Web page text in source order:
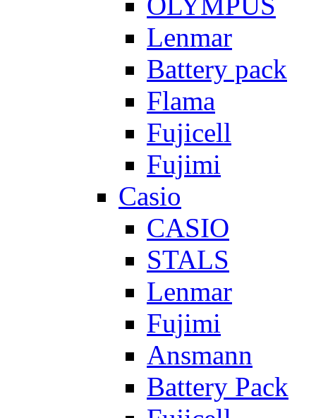
Lenmar
Battery pack
Flama
Fujicell
Fujimi
Casio
CASIO
STALS
Lenmar
Fujimi
Ansmann
Battery Pack